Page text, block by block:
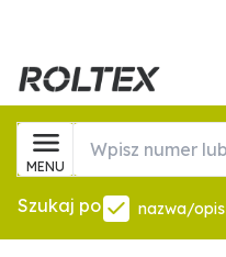
MENU
Szukaj po nazwa/opis